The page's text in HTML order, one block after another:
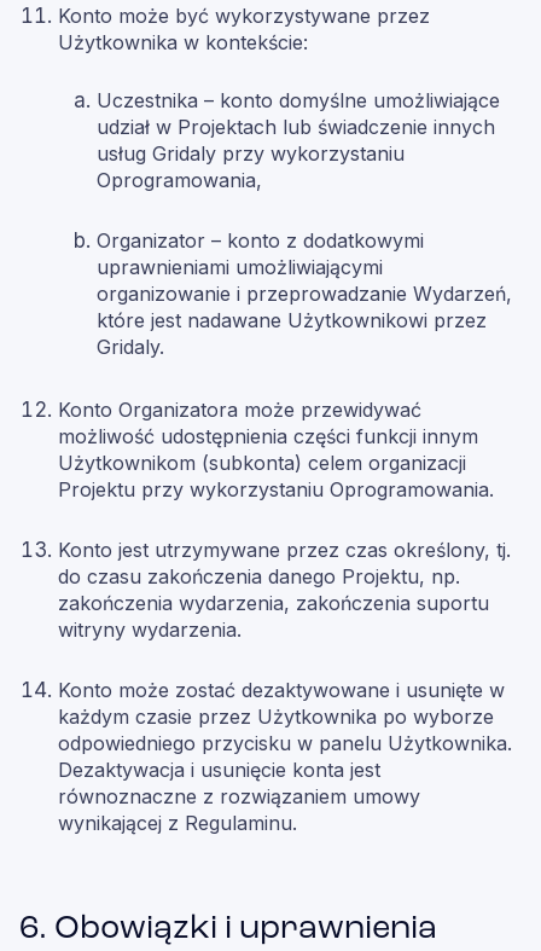
Konto może być wykorzystywane przez
Użytkownika w kontekście:
Uczestnika – konto domyślne umożliwiające
udział w Projektach lub świadczenie innych
usług Gridaly przy wykorzystaniu
Oprogramowania,
Organizator – konto z dodatkowymi
uprawnieniami umożliwiającymi
organizowanie i przeprowadzanie Wydarzeń,
które jest nadawane Użytkownikowi przez
Gridaly.
Konto Organizatora może przewidywać
możliwość udostępnienia części funkcji innym
Użytkownikom (subkonta) celem organizacji
Projektu przy wykorzystaniu Oprogramowania.
Konto jest utrzymywane przez czas określony, tj.
do czasu zakończenia danego Projektu, np.
zakończenia wydarzenia, zakończenia suportu
witryny wydarzenia.
Konto może zostać dezaktywowane i usunięte w
każdym czasie przez Użytkownika po wyborze
odpowiedniego przycisku w panelu Użytkownika.
Dezaktywacja i usunięcie konta jest
równoznaczne z rozwiązaniem umowy
wynikającej z Regulaminu.
6. Obowiązki i uprawnienia